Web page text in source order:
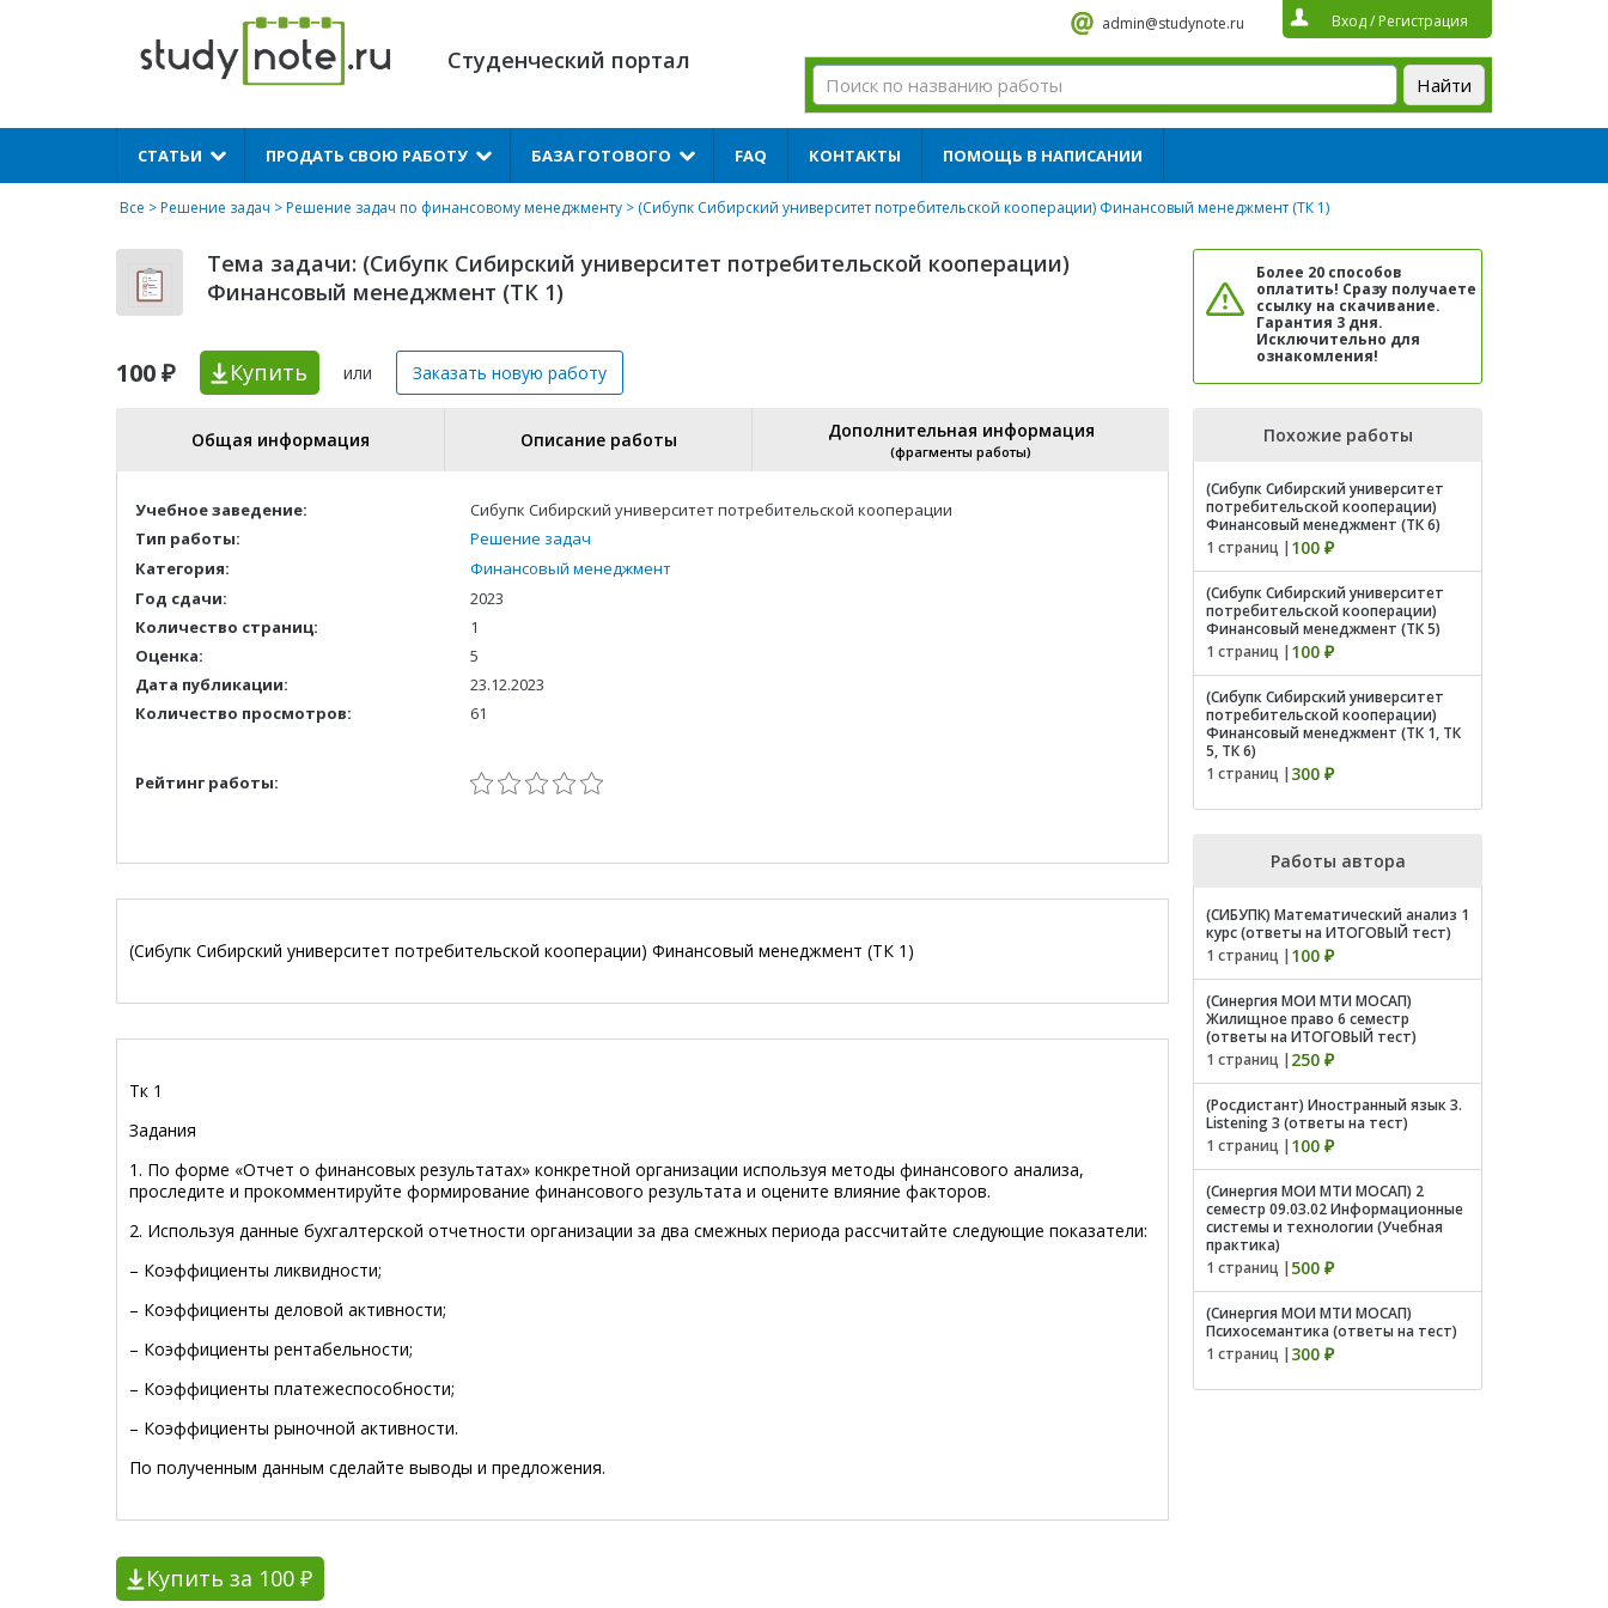
Студенческий портал
admin@studynote.ru Вход/ Регистрация
СТАТЬИ ПРОДАТЬ СВОЮ РАБОТУ БАЗА ГОТОВОГО FAQ КОНТАКТЫ ПОМОЩЬ В НАПИСАНИИ
Все >Решение задач >Решение задач по финансовому менеджменту > (Сибупк Сибирский университет потребительской кооперации) Финансовый менеджмент (ТК 1)
Тема задачи: (Сибупк Сибирский университет потребительской кооперации)
Финансовый менеджмент (ТК 1)
100 ₽ Купить или Заказать новую работу
Более 20 способов
оплатить! Сразу получаете
ссылку на скачивание.
Гарантия 3 дня.
Исключительно для
ознакомления!
Общая информация Описание работы Дополнительная информация
(фрагменты работы)
Учебное заведение:
Сибупк Сибирский университет потребительской кооперации
Тип работы:
Решение задач
Категория:
Финансовый менеджмент
Год сдачи:
2023
Количество страниц:
1
Оценка:
5
Дата публикации:
23.12.2023
Количество просмотров:
61
Рейтинг работы:
(Сибупк Сибирский университет потребительской кооперации) Финансовый менеджмент (ТК 1)
Тк 1
Задания
1. По форме «Отчет о финансовых результатах» конкретной организации используя методы финансового анализа,
проследите и прокомментируйте формирование финансового результата и оцените влияние факторов.
2. Используя данные бухгалтерской отчетности организации за два смежных периода рассчитайте следующие показатели:
– Коэффициенты ликвидности;
– Коэффициенты деловой активности;
– Коэффициенты рентабельности;
– Коэффициенты платежеспособности;
– Коэффициенты рыночной активности.
По полученным данным сделайте выводы и предложения.
Купить за 100 ₽
Похожие работы
(Сибупк Сибирский университет
потребительской кооперации)
Финансовый менеджмент (ТК 6)
1 страниц | 100 ₽
(Сибупк Сибирский университет
потребительской кооперации)
Финансовый менеджмент (ТК 5)
1 страниц | 100 ₽
(Сибупк Сибирский университет
потребительской кооперации)
Финансовый менеджмент (ТК 1, ТК
5, ТК 6)
1 страниц | 300 ₽
Работы автора
(СИБУПК) Математический анализ 1
курс (ответы на ИТОГОВЫЙ тест)
1 страниц | 100 ₽
(Синергия МОИ МТИ МОСАП)
Жилищное право 6 семестр
(ответы на ИТОГОВЫЙ тест)
1 страниц | 250 ₽
(Росдистант) Иностранный язык 3.
Listening 3 (ответы на тест)
1 страниц | 100 ₽
(Синергия МОИ МТИ МОСАП) 2
семестр 09.03.02 Информационные
системы и технологии (Учебная
практика)
1 страниц | 500 ₽
(Синергия МОИ МТИ МОСАП)
Психосемантика (ответы на тест)
1 страниц | 300 ₽